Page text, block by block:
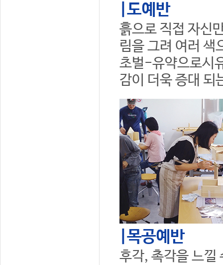
|도예반
흙으로 직접 자신
림을 그려 여러 색
초벌-유약으로시
감이 더욱 증대 되
|목공예반
후각, 촉각을 느낄